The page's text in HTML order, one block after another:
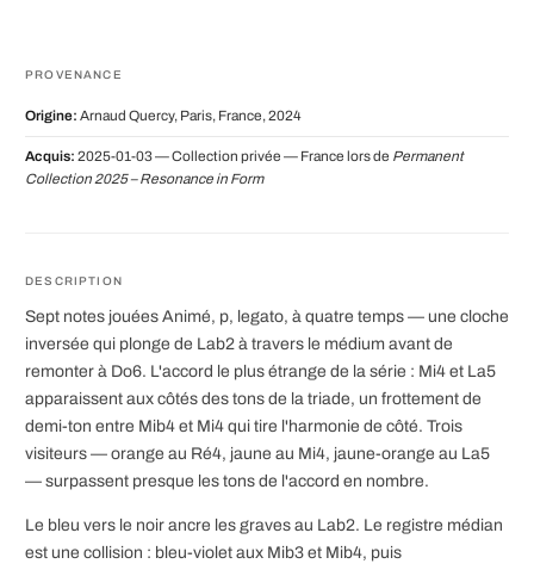
PROVENANCE
Origine: Arnaud Quercy, Paris, France, 2024
Acquis: 2025-01-03 — Collection privée — France lors de Permanent
Collection 2025 – Resonance in Form
DESCRIPTION
Sept notes jouées Animé, p, legato, à quatre temps — une cloche
inversée qui plonge de Lab2 à travers le médium avant de
remonter à Do6. L'accord le plus étrange de la série : Mi4 et La5
apparaissent aux côtés des tons de la triade, un frottement de
demi-ton entre Mib4 et Mi4 qui tire l'harmonie de côté. Trois
visiteurs — orange au Ré4, jaune au Mi4, jaune-orange au La5
— surpassent presque les tons de l'accord en nombre.
Le bleu vers le noir ancre les graves au Lab2. Le registre médian
est une collision : bleu-violet aux Mib3 et Mib4, puis